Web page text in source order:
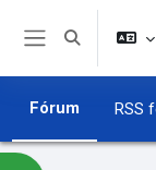
Ir para o conteúdo
Alternar
Fórum RSS